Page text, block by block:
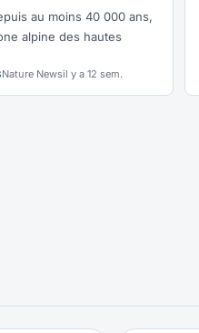
au moins 40 000 ans,
alpine des hautes
Nature Newsil y a 12 sem.